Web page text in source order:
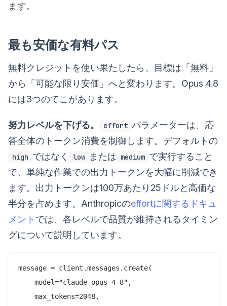
ます。
最も安価な有料パス
無料クレジットを使い果たしたら、目標は「無料」
から「可能な限り安価」へと変わります。Opus 4.8
には3つのてこがあります。
努力レベルを下げる。 effort パラメーターは、応
答全体のトークン消費を制御します。デフォルトの
high ではなく low または medium で実行すること
で、単純な作業での出力トークンを大幅に削減でき
ます。出力トークンは100万あたり25ドルと高価な
半分を占めます。Anthropicのeffortに関するドキュ
メント では、各レベルで品質が維持されるタイミン
グについて説明しています。
message = client.messages.create(
    model="claude-opus-4-8",
    max_tokens=2048,